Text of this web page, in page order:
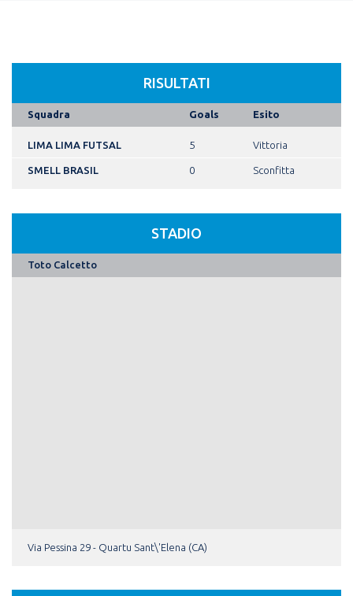
RISULTATI
Squadra Goals Esito
LIMA LIMA FUTSAL 5 Vittoria
SMELL BRASIL 0 Sconfitta
STADIO
Toto Calcetto
Via Pessina 29 - Quartu Sant\'Elena (CA)